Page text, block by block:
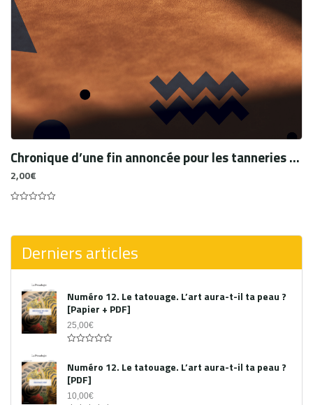
Chronique d’une fin annoncée pour les tanneries du vieux Caire. Histoires de vie et pratiques professionnelles des travailleurs de la peau
2,00€
5
Derniers articles
Numéro 12. Le tatouage. L’art aura-t-il ta peau ?
[Papier + PDF]
25,00€
out
of
5
Numéro 12. Le tatouage. L’art aura-t-il ta peau ?
[PDF]
10,00€